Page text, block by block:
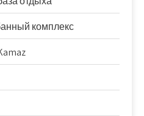
комплекс